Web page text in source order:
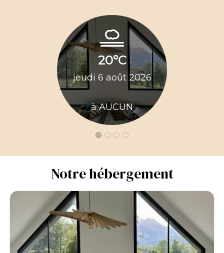
20°C
jeudi 6 août 2026
à AUCUN
Notre hébergement